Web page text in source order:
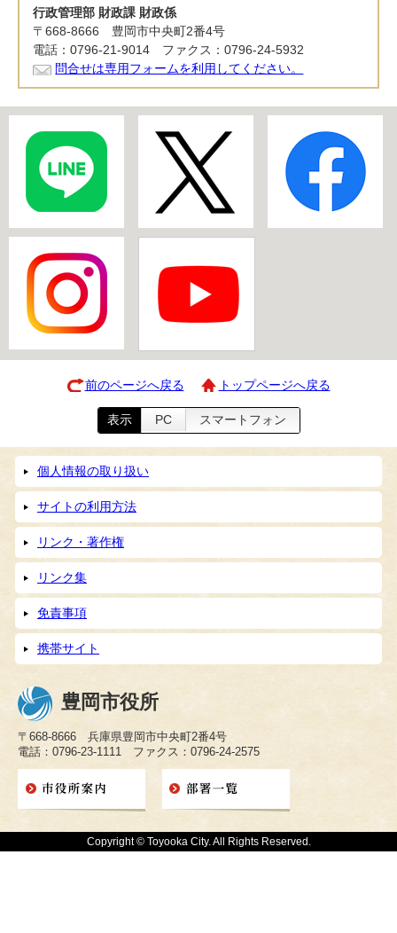
行政管理部 財政課 財政係
〒668-8666 豊岡市中央町2番4号
電話：0796-21-9014 ファクス：0796-24-5932
問合せは専用フォームを利用してください。
前のページへ戻る トップページへ戻る
表示 PC スマートフォン
個人情報の取り扱い
サイトの利用方法
リンク・著作権
リンク集
免責事項
携帯サイト
豊岡市役所
〒668-8666 兵庫県豊岡市中央町2番4号
電話：0796-23-1111 ファクス：0796-24-2575
Copyright © Toyooka City. All Rights Reserved.